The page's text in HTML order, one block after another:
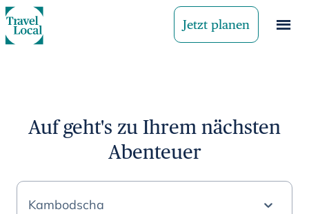
Jetzt planen
Auf geht's zu Ihrem nächsten
Abenteuer
Kambodscha